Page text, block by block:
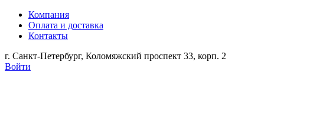
Компания
Оплата и доставка
Контакты
г. Санкт-Петербург, Коломяжский проспект 33, корп. 2
Войти